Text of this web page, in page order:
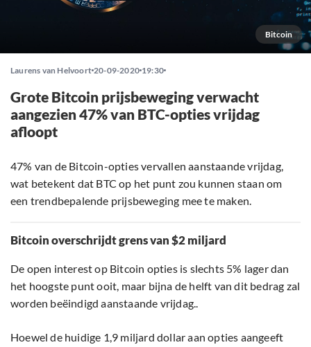
Bitcoin
Laurens van Helvoort 20-09-2020 19:30
Grote Bitcoin prijsbeweging verwacht
aangezien 47% van BTC-opties vrijdag
afloopt
47% van de Bitcoin-opties vervallen aanstaande vrijdag,
wat betekent dat BTC op het punt zou kunnen staan om
een trendbepalende prijsbeweging mee te maken.
Bitcoin overschrijdt grens van $2 miljard
De open interest op Bitcoin opties is slechts 5% lager dan
het hoogste punt ooit, maar bijna de helft van dit bedrag zal
worden beëindigd aanstaande vrijdag..
Hoewel de huidige 1,9 miljard dollar aan opties aangeeft